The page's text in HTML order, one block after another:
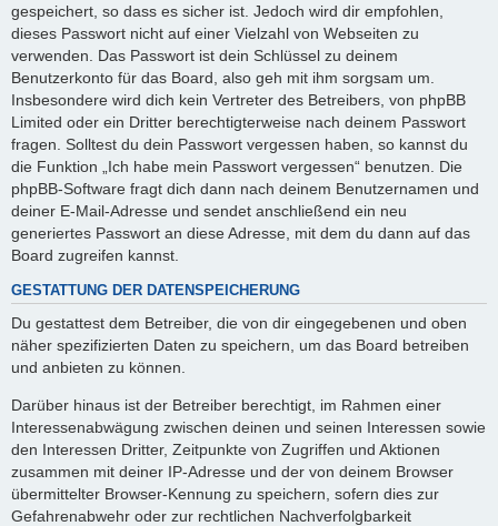
gespeichert, so dass es sicher ist. Jedoch wird dir empfohlen,
dieses Passwort nicht auf einer Vielzahl von Webseiten zu
verwenden. Das Passwort ist dein Schlüssel zu deinem
Benutzerkonto für das Board, also geh mit ihm sorgsam um.
Insbesondere wird dich kein Vertreter des Betreibers, von phpBB
Limited oder ein Dritter berechtigterweise nach deinem Passwort
fragen. Solltest du dein Passwort vergessen haben, so kannst du
die Funktion „Ich habe mein Passwort vergessen“ benutzen. Die
phpBB-Software fragt dich dann nach deinem Benutzernamen und
deiner E-Mail-Adresse und sendet anschließend ein neu
generiertes Passwort an diese Adresse, mit dem du dann auf das
Board zugreifen kannst.
GESTATTUNG DER DATENSPEICHERUNG
Du gestattest dem Betreiber, die von dir eingegebenen und oben
näher spezifizierten Daten zu speichern, um das Board betreiben
und anbieten zu können.
Darüber hinaus ist der Betreiber berechtigt, im Rahmen einer
Interessenabwägung zwischen deinen und seinen Interessen sowie
den Interessen Dritter, Zeitpunkte von Zugriffen und Aktionen
zusammen mit deiner IP-Adresse und der von deinem Browser
übermittelter Browser-Kennung zu speichern, sofern dies zur
Gefahrenabwehr oder zur rechtlichen Nachverfolgbarkeit